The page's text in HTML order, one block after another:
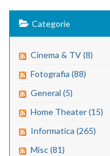
Categorie
Cinema & TV (8)
Fotografia (88)
General (5)
Home Theater (15)
Informatica (265)
Misc (81)